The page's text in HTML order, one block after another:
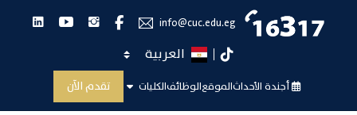
info@cuc.edu.eg فيس بوكانستجراميوتيوبلينكدان
تيك توكاختر اللغة
أجندة الأحداثالموقعالوظائفالكليات تقدم الآن